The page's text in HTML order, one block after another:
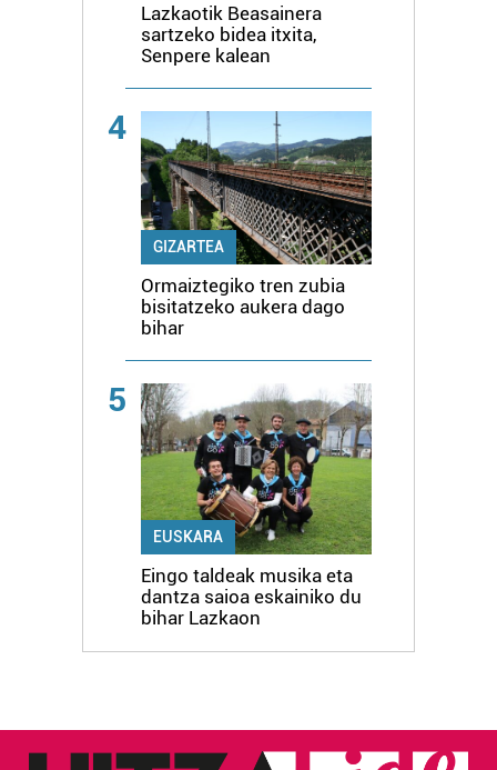
Lazkaotik Beasainera
sartzeko bidea itxita,
Senpere kalean
4
GIZARTEA
Ormaiztegiko tren zubia
bisitatzeko aukera dago
bihar
5
EUSKARA
Eingo taldeak musika eta
dantza saioa eskainiko du
bihar Lazkaon